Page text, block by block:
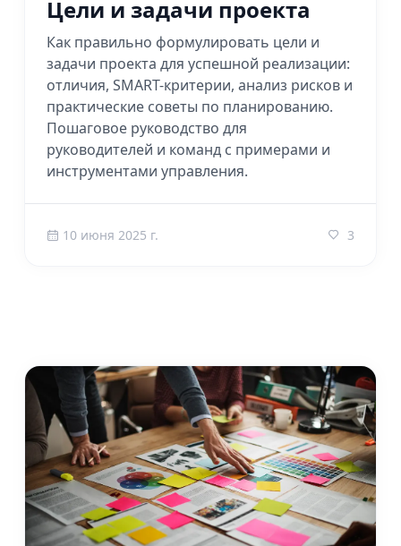
Цели и задачи проекта
Как правильно формулировать цели и
задачи проекта для успешной реализации:
отличия, SMART-критерии, анализ рисков и
практические советы по планированию.
Пошаговое руководство для
руководителей и команд с примерами и
инструментами управления.
10 июня 2025 г. 3